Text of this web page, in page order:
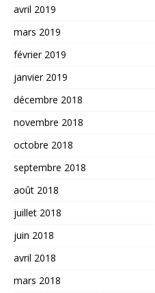
avril 2019
mars 2019
février 2019
janvier 2019
décembre 2018
novembre 2018
octobre 2018
septembre 2018
août 2018
juillet 2018
juin 2018
avril 2018
mars 2018